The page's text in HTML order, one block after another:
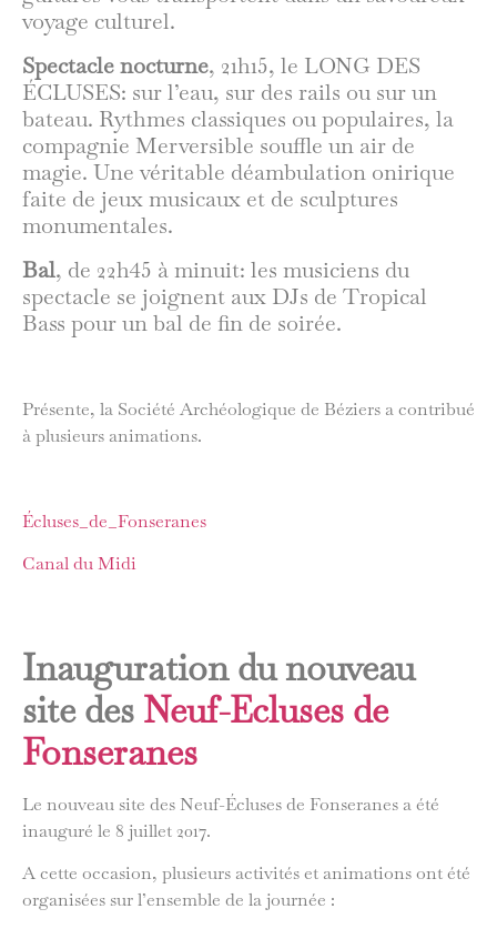
voyage culturel.
Spectacle nocturne, 21h15, le LONG DES
ÉCLUSES: sur l’eau, sur des rails ou sur un
bateau. Rythmes classiques ou populaires, la
compagnie Merversible souffle un air de
magie. Une véritable déambulation onirique
faite de jeux musicaux et de sculptures
monumentales.
Bal, de 22h45 à minuit: les musiciens du
spectacle se joignent aux DJs de Tropical
Bass pour un bal de fin de soirée.
Présente, la Société Archéologique de Béziers a contribué
à plusieurs animations.
Écluses_de_Fonseranes
Canal du Midi
Inauguration du nouveau
site des Neuf-Ecluses de
Fonseranes
Le nouveau site des Neuf-Écluses de Fonseranes a été
inauguré le 8 juillet 2017.
A cette occasion, plusieurs activités et animations ont été
organisées sur l’ensemble de la journée :